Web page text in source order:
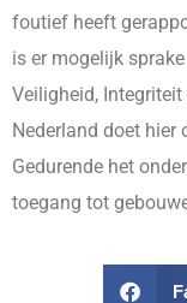
foutief heeft
is er mogelijk
Veiligheid,
Nederland doet hier
Gedurende het
toegang tot